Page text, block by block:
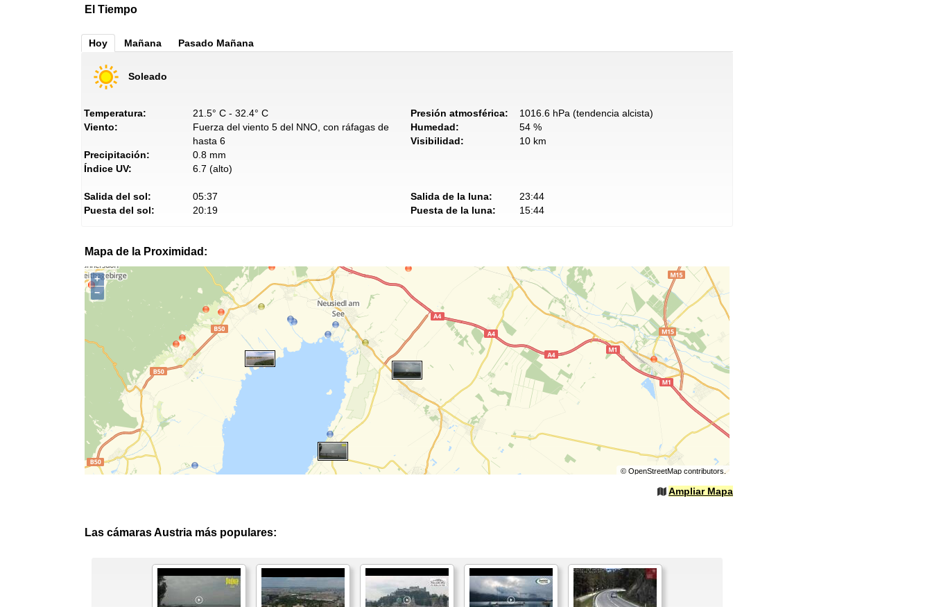
El Tiempo
Hoy Mañana Pasado Mañana
Soleado
Temperatura:
21.5° C - 32.4° C
Viento:
Fuerza del viento 5 del NNO, con ráfagas de
hasta 6
Precipitación:
0.8 mm
Índice UV:
6.7 (alto)
Presión atmosférica:
1016.6 hPa (tendencia alcista)
Humedad:
54 %
Visibilidad:
10 km
Salida del sol:
05:37
Puesta del sol:
20:19
Salida de la luna:
23:44
Puesta de la luna:
15:44
Mapa de la Proximidad:
+
−
© OpenStreetMapcontributors.
Ampliar Mapa
Las cámaras Austria más populares: